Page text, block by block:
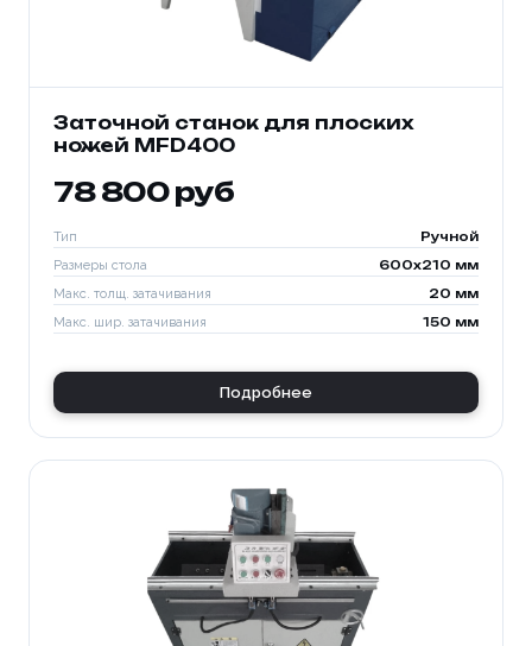
Заточной станок для плоских
ножей MFD400
78 800 руб
Тип Ручной
Размеры стола 600x210 мм
Макс. толщ. затачивания 20 мм
Макс. шир. затачивания 150 мм
Подробнее